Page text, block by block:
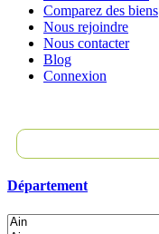
Comparez des biens
Nous rejoindre
Nous contacter
Blog
Connexion
Département